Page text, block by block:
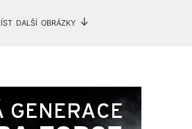
další obrázky ↓